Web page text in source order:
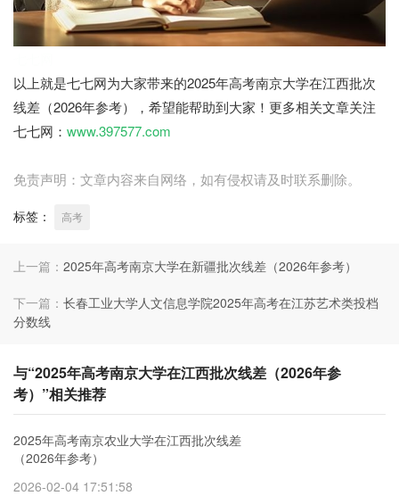
以上就是七七网为大家带来的2025年高考南京大学在江西批次
线差（2026年参考），希望能帮助到大家！更多相关文章关注
七七网： www.397577.com
免责声明：文章内容来自网络，如有侵权请及时联系删除。
标签： 高考
上一篇： 2025年高考南京大学在新疆批次线差（2026年参考）
下一篇： 长春工业大学人文信息学院2025年高考在江苏艺术类投档
分数线
与“2025年高考南京大学在江西批次线差（2026年参
考）”相关推荐
2025年高考南京农业大学在江西批次线差
（2026年参考）
2026-02-04 17:51:58